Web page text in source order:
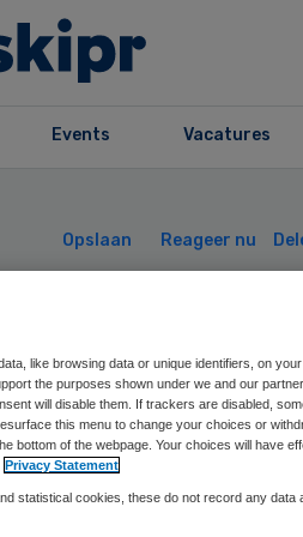
Events Vacatures
Opslaan Reageer nu
like browsing data or unique identifiers, on
the purposes shown under we and our
will disable them. If trackers are disabled,
this menu to change your choices or
bottom of the webpage. Your choices will have
Privacy Statement
statistical cookies, these do not record any data